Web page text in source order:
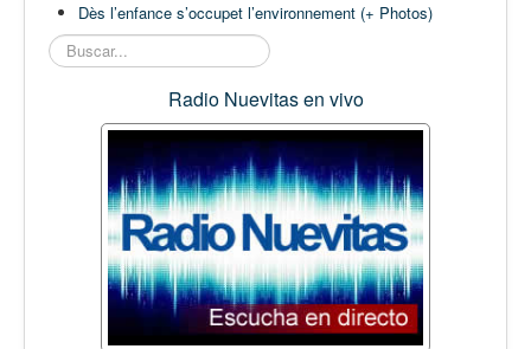
Dès l’enfance s’occupet l’environnement (+ Photos)
Buscar...
Radio Nuevitas en vivo